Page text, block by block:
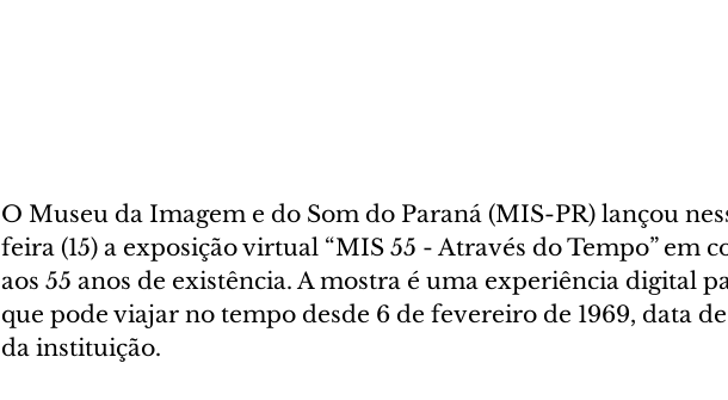
O Museu da Imagem e do Som do Paraná (MIS-PR) lançou
feira (15) a exposição virtual “MIS 55 - Através do Tempo” em
aos 55 anos de existência. A mostra é uma experiência digital
que pode viajar no tempo desde 6 de fevereiro de 1969, data
da instituição.